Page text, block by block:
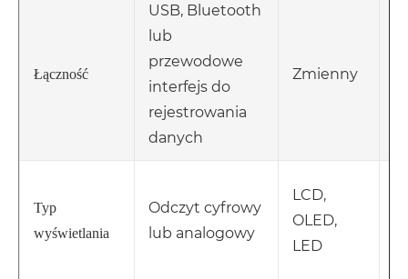
Łączność
USB, Bluetooth
lub
przewodowe
interfejs do
rejestrowania
danych
Zmienny
Typ
wyświetlania
Odczyt cyfrowy
lub analogowy
LCD,
OLED,
LED